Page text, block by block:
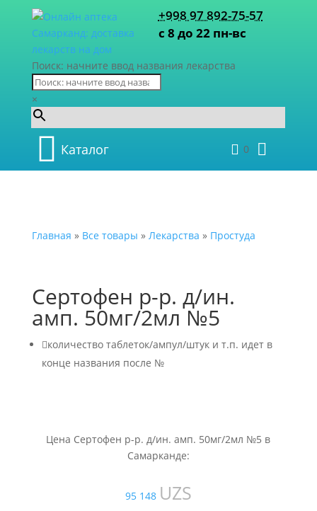
+998 97 892-75-57
с 8 до 22 пн-вс
Поиск: начните ввод названия лекарства
×
Каталог 0
Главная » Все товары » Лекарства » Простуда
Сертофен р-р. д/ин.
амп. 50мг/2мл №5
количество таблеток/ампул/штук и т.п. идет в
конце названия после №
Цена Сертофен р-р. д/ин. амп. 50мг/2мл №5 в
Самарканде:
95 148 UZS